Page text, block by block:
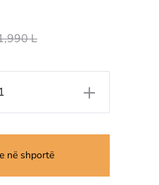
L
në shportë